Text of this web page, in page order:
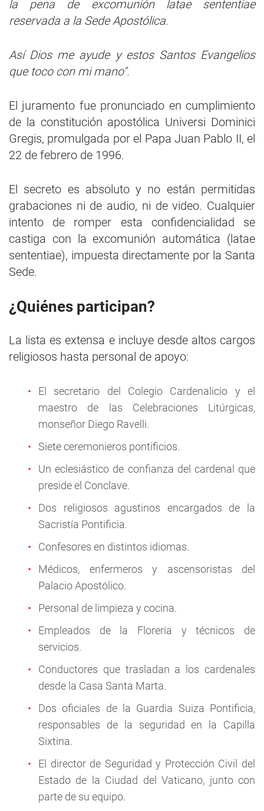
la pena de excomunión latae sententiae
reservada a la Sede Apostólica.
Así Dios me ayude y estos Santos Evangelios
que toco con mi mano".
El juramento fue pronunciado en cumplimiento
de la constitución apostólica Universi Dominici
Gregis, promulgada por el Papa Juan Pablo II, el
22 de febrero de 1996.
El secreto es absoluto y no están permitidas
grabaciones ni de audio, ni de video. Cualquier
intento de romper esta confidencialidad se
castiga con la excomunión automática (latae
sententiae), impuesta directamente por la Santa
Sede.
¿Quiénes participan?
La lista es extensa e incluye desde altos cargos
religiosos hasta personal de apoyo:
El secretario del Colegio Cardenalicio y el
maestro de las Celebraciones Litúrgicas,
monseñor Diego Ravelli.
Siete ceremonieros pontificios.
Un eclesiástico de confianza del cardenal que
preside el Conclave.
Dos religiosos agustinos encargados de la
Sacristía Pontificia.
Confesores en distintos idiomas.
Médicos, enfermeros y ascensoristas del
Palacio Apostólico.
Personal de limpieza y cocina.
Empleados de la Florería y técnicos de
servicios.
Conductores que trasladan a los cardenales
desde la Casa Santa Marta.
Dos oficiales de la Guardia Suiza Pontificia,
responsables de la seguridad en la Capilla
Sixtina.
El director de Seguridad y Protección Civil del
Estado de la Ciudad del Vaticano, junto con
parte de su equipo.